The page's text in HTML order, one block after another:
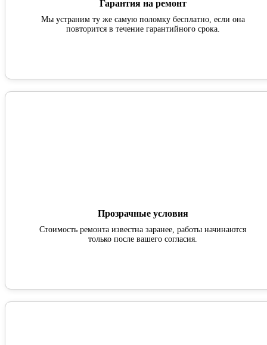
Гарантия на ремонт
Мы устраним ту же самую поломку бесплатно, если она
повторится в течение гарантийного срока.
Прозрачные условия
Стоимость ремонта известна заранее, работы начинаются
только после вашего согласия.